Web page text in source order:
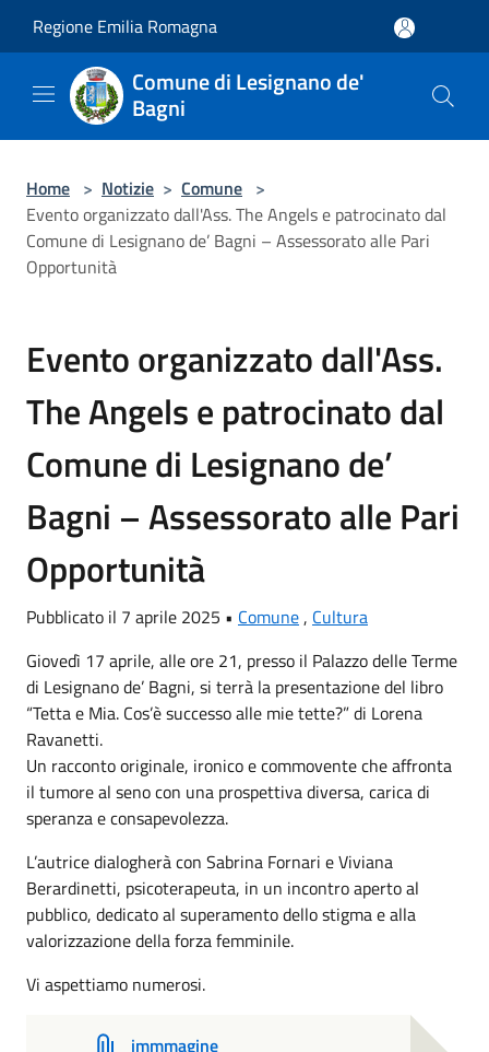
Regione Emilia Romagna
Comune di Lesignano de'
Bagni
Home > Notizie > Comune >
Evento organizzato dall'Ass. The Angels e patrocinato dal
Comune di Lesignano de’ Bagni – Assessorato alle Pari
Opportunità
Evento organizzato dall'Ass.
The Angels e patrocinato dal
Comune di Lesignano de’
Bagni – Assessorato alle Pari
Opportunità
Pubblicato il 7 aprile 2025 • Comune , Cultura
Giovedì 17 aprile, alle ore 21, presso il Palazzo delle Terme
di Lesignano de’ Bagni, si terrà la presentazione del libro
“Tetta e Mia. Cos’è successo alle mie tette?” di Lorena
Ravanetti.
Un racconto originale, ironico e commovente che affronta
il tumore al seno con una prospettiva diversa, carica di
speranza e consapevolezza.
L’autrice dialogherà con Sabrina Fornari e Viviana
Berardinetti, psicoterapeuta, in un incontro aperto al
pubblico, dedicato al superamento dello stigma e alla
valorizzazione della forza femminile.
Vi aspettiamo numerosi.
immmagine